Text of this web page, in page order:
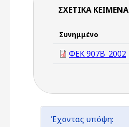
ΣΧΕΤΙΚΆ ΚΕΊΜΕΝΑ
Συνημμένο
ΦΕΚ 907B_2002
Έχοντας υπόψη: